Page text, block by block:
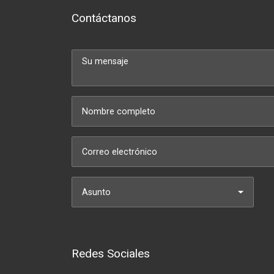
Contáctanos
Asunto
Redes Sociales